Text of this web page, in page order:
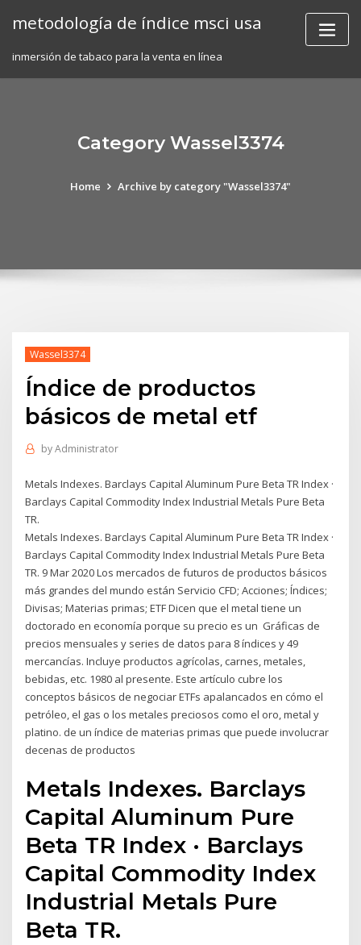
metodología de índice msci usa
inmersión de tabaco para la venta en línea
Category Wassel3374
Home Archive by category "Wassel3374"
Wassel3374
Índice de productos
básicos de metal etf
byAdministrator
Metals Indexes. Barclays Capital Aluminum Pure Beta TR Index ·
Barclays Capital Commodity Index Industrial Metals Pure Beta
TR.
Metals Indexes. Barclays Capital Aluminum Pure Beta TR Index ·
Barclays Capital Commodity Index Industrial Metals Pure Beta
TR. 9 Mar 2020 Los mercados de futuros de productos básicos
más grandes del mundo están Servicio CFD; Acciones; Índices;
Divisas; Materias primas; ETF Dicen que el metal tiene un
doctorado en economía porque su precio es un Gráficas de
precios mensuales y series de datos para 8 índices y 49
mercancías. Incluye productos agrícolas, carnes, metales,
bebidas, etc. 1980 al presente. Este artículo cubre los
conceptos básicos de negociar ETFs apalancados en cómo el
petróleo, el gas o los metales preciosos como el oro, metal y
platino. de un índice de materias primas que puede involucrar
decenas de productos
Metals Indexes. Barclays
Capital Aluminum Pure
Beta TR Index · Barclays
Capital Commodity Index
Industrial Metals Pure
Beta TR.